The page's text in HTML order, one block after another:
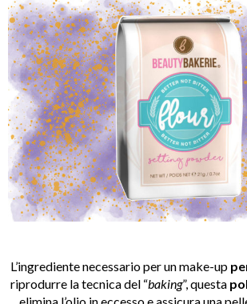
L’ingrediente necessario per un make-up
riprodurre la tecnica del “baking”, questa